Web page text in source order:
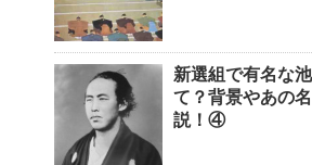
新選組で有名な
て？背景やあの
説！④